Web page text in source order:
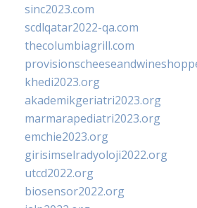
sinc2023.com
scdlqatar2022-qa.com
thecolumbiagrill.com
khedi2023.org
akademikgeriatri2023.org
marmarapediatri2023.org
emchie2023.org
girisimselradyoloji2022.org
utcd2022.org
biosensor2022.org